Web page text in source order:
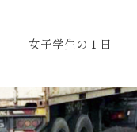
女子学生の１日